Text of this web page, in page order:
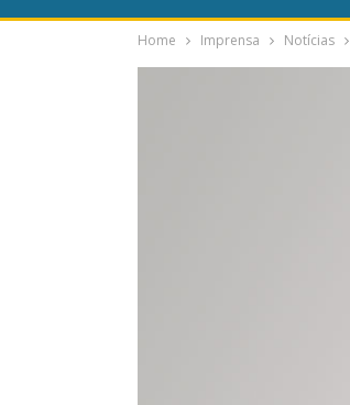
Home Imprensa Notícias